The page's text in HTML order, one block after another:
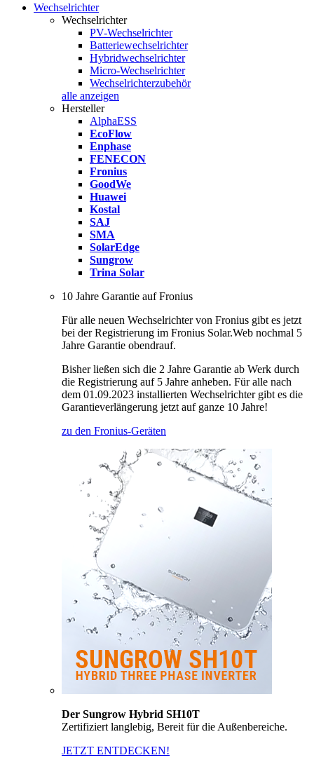
Wechselrichter
Wechselrichter
PV-Wechselrichter
Batteriewechselrichter
Hybridwechselrichter
Micro-Wechselrichter
Wechselrichterzubehör
alle anzeigen
Hersteller
AlphaESS
EcoFlow
Enphase
FENECON
Fronius
GoodWe
Huawei
Kostal
SAJ
SMA
SolarEdge
Sungrow
Trina Solar
10 Jahre Garantie auf Fronius
Für alle neuen Wechselrichter von Fronius gibt es jetzt
bei der Registrierung im Fronius Solar.Web nochmal 5
Jahre Garantie obendrauf.
Bisher ließen sich die 2 Jahre Garantie ab Werk durch
die Registrierung auf 5 Jahre anheben. Für alle nach
dem 01.09.2023 installierten Wechselrichter gibt es die
Garantieverlängerung jetzt auf ganze 10 Jahre!
zu den Fronius-Geräten
Der Sungrow Hybrid SH10T
Zertifiziert langlebig, Bereit für die Außenbereiche.
JETZT ENTDECKEN!